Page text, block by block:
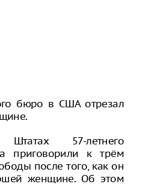
бюро в США отрезал
57-летнего
приговорили к трём
после того, как он
женщине. Об этом